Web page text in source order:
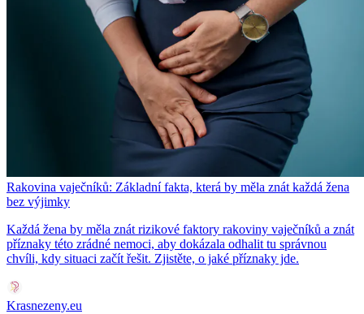
Rakovina vaječníků: Základní fakta, která by měla znát každá žena
bez výjimky
Každá žena by měla znát rizikové faktory rakoviny vaječníků a znát
příznaky této zrádné nemoci, aby dokázala odhalit tu správnou
chvíli, kdy situaci začít řešit. Zjistěte, o jaké příznaky jde.
Krasnezeny.eu